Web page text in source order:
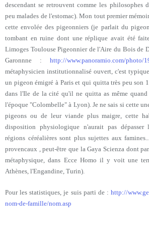
descendant se retrouvent comme les philosophes
peu malades de l'estomac). Mon tout premier
cette envolée des pigeonniers (je parlait du
tombant en ruine dont une réplique avait été
Limoges Toulouse Pigeonnier de l'Aire du Bois de
Garonnne : http://www.panoramio.com/photo/
métaphysicien institutionnalisé ouvert, c'est
un pigeon émigré à Paris et qui quitta très peu son
dans l'Ile de la cité qu'il ne quitta as même
l'époque "Colombelle" à Lyon). Je ne sais si cette
pigeons ou de leur viande plus maigre, cette
disposition physiologique n'aurait pas dépasser
régions céréalières sont plus sujettes aux
provencaux , peut-être que la Gaya Scienza dont
métaphysique, dans Ecce Homo il y voit une
Athènes, l'Engandine, Turin).
Pour les statistiques, je suis parti de : http://
nom-de-famille/nom.asp